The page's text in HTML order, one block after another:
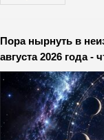
Пора нырнуть в
августа 2026 года -